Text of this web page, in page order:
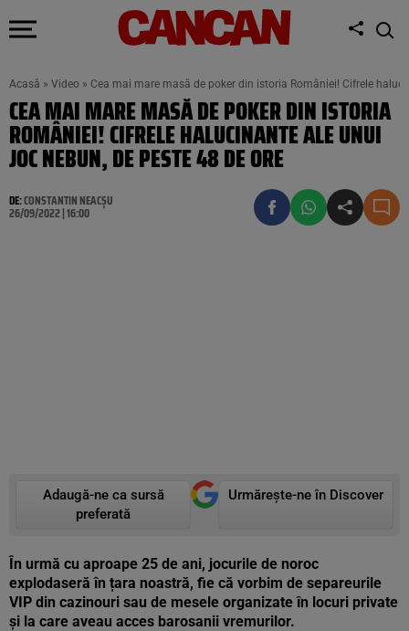
Acasă » Video » Cea mai mare masă de poker din istoria României! Cifrele
CEA MAI MARE MASĂ DE POKER DIN ISTORIA
ROMÂNIEI! CIFRELE HALUCINANTE ALE UNUI
JOC NEBUN, DE PESTE 48 DE ORE
DE:CONSTANTIN NEACȘU
26/09/2022 | 16:00
Adaugă-ne ca sursă
preferată
Urmărește-ne în Discover
În urmă cu aproape 25 de ani, jocurile de noroc
explodaseră în țara noastră, fie că vorbim de separeurile
VIP din cazinouri sau de mesele organizate în locuri private
și la care aveau acces barosanii vremurilor.